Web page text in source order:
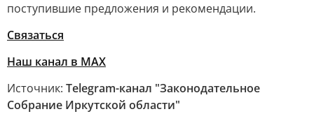
поступившие предложения и рекомендации.
Связаться
Наш канал в MAX
Источник: Telegram-канал "Законодательное
Собрание Иркутской области"